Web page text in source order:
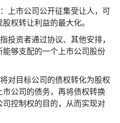
上市公司公开征集受让人，可
权转让利益的最大化。
投资者通过协议、其他安排，
够支配的一个上市公司股份
对目标公司的债权转化为股权
公司的债务，再将债权转换
控制权的目的，从而实现对